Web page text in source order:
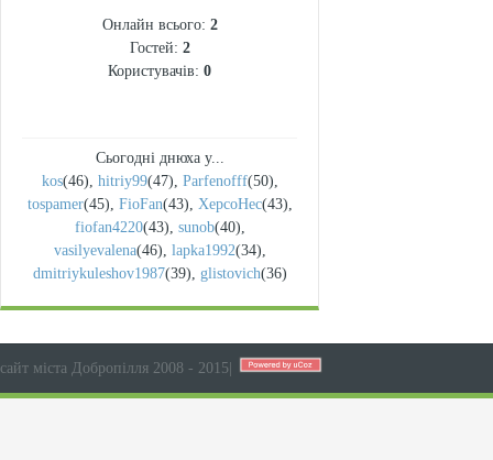
Онлайн всього: 2
Гостей: 2
Користувачів: 0
Сьогодні днюха у...
kos(46), hitriy99(47), Parfenofff(50),
tospamer(45), FioFan(43), XepcoHec(43),
fiofan4220(43), sunob(40),
vasilyevalena(46), lapka1992(34),
dmitriykuleshov1987(39), glistovich(36)
сайт міста Добропілля 2008 - 2015